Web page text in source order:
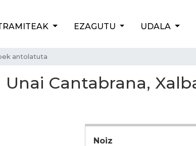
EZAGUTU UDALA
antolatuta
Cantabrana,
Noiz